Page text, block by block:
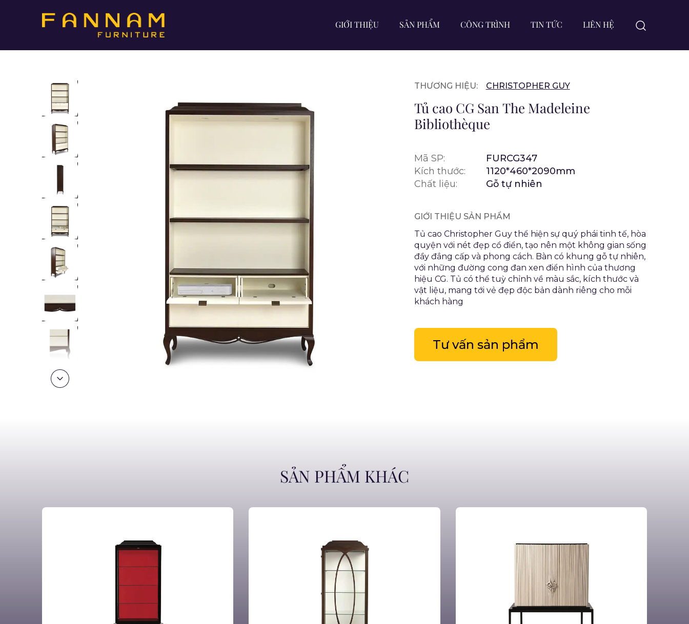
GIỚI THIỆU SẢN PHẨM CÔNG TRÌNH TIN TỨC LIÊN HỆ
THƯƠNG HIỆU: CHRISTOPHER GUY
Tủ cao CG San The Madeleine
Bibliothèque
Mã SP:
FURCG347
Kích thước:
1120*460*2090mm
Chất liệu:
Gỗ tự nhiên
GIỚI THIỆU SẢN PHẨM
Tủ cao Christopher Guy thể hiện sự quý phái tinh tế, hòa
quyện với nét đẹp cổ điển, tạo nên một không gian sống
đầy đẳng cấp và phong cách. Bàn có khung gỗ tự nhiên,
với những đường cong đan xen điển hình của thương
hiệu CG. Tủ có thể tuỳ chỉnh về màu sắc, kích thước và
vật liệu, mang tới vẻ đẹp độc bản dành riêng cho mỗi
khách hàng
Tư vấn sản phẩm
SẢN PHẨM KHÁC